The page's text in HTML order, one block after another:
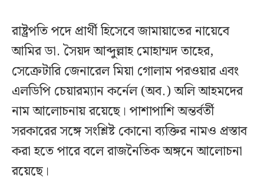
রাষ্ট্রপতি পদে প্রার্থী হিসেবে জামায়াতের নায়েবে
আমির ডা. সৈয়দ আব্দুল্লাহ মোহাম্মদ তাহের,
সেক্রেটারি জেনারেল মিয়া গোলাম পরওয়ার এবং
এলডিপি চেয়ারম্যান কর্নেল (অব.) অলি আহমদের
নাম আলোচনায় রয়েছে। পাশাপাশি অন্তর্বর্তী
সরকারের সঙ্গে সংশ্লিষ্ট কোনো ব্যক্তির নামও প্রস্তাব
করা হতে পারে বলে রাজনৈতিক অঙ্গনে আলোচনা
রয়েছে।